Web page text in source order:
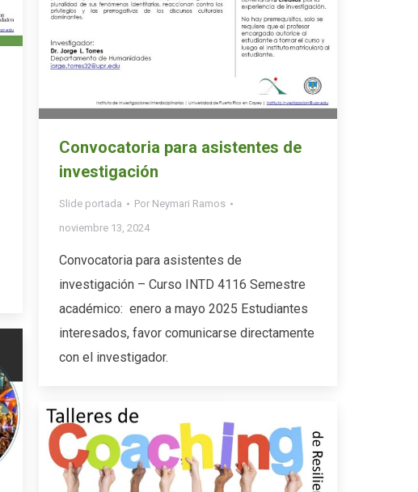
Convocatoria para asistentes de
investigación
Slide portada Por Neymari Ramos
noviembre 13, 2024
Convocatoria para asistentes de
investigación – Curso INTD 4116 Semestre
académico: enero a mayo 2025 Estudiantes
interesados, favor comunicarse directamente
con el investigador.